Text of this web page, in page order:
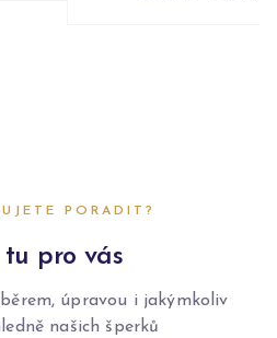
PORADIT?
tu pro vás
úpravou i jakýmkoliv
našich šperků